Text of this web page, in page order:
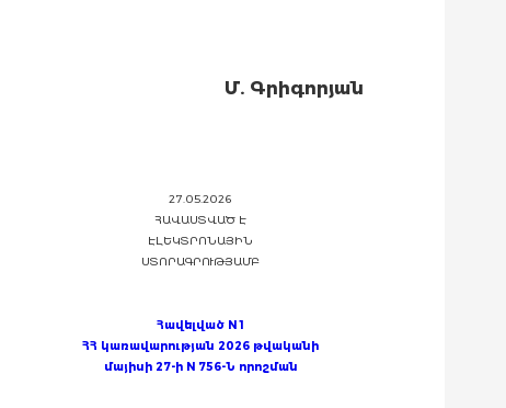
Մ. Գրիգորյան
27.05.2026
ՀԱՎԱՍՏՎԱԾ Է
ԷԼԵԿՏՐՈՆԱՅԻՆ
ՍՏՈՐԱԳՐՈՒԹՅԱՄԲ
Հավելված N 1
ՀՀ կառավարության 2026 թվականի
մայիսի 27-ի N 756-Ն որոշման